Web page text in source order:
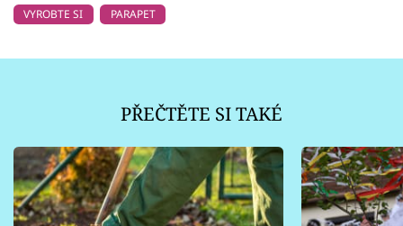
VYROBTE SI
PARAPET
PŘEČTĚTE SI TAKÉ